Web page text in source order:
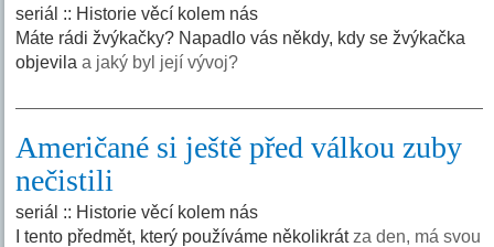
seriál :: Historie věcí kolem nás
Máte rádi žvýkačky? Napadlo vás někdy, kdy se žvýkačka
objevilaa jaký byl její vývoj?
Američané si ještě před válkou zuby
nečistili
seriál :: Historie věcí kolem nás
I tento předmět, který používáme několikrát za den, má svou